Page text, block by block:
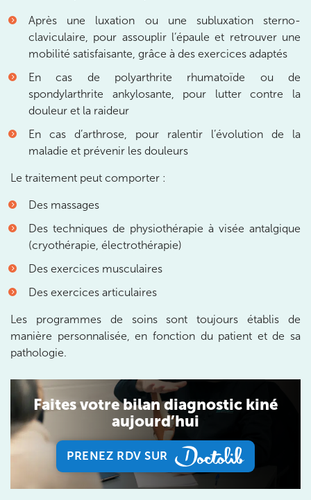
Après une luxation ou une subluxation sterno-
claviculaire, pour assouplir l’épaule et retrouver une
mobilité satisfaisante, grâce à des exercices adaptés
En cas de polyarthrite rhumatoïde ou de
spondylarthrite ankylosante, pour lutter contre la
douleur et la raideur
En cas d’arthrose, pour ralentir l’évolution de la
maladie et prévenir les douleurs
Le traitement peut comporter :
Des massages
Des techniques de physiothérapie à visée antalgique
(cryothérapie, électrothérapie)
Des exercices musculaires
Des exercices articulaires
Les programmes de soins sont toujours établis de
manière personnalisée, en fonction du patient et de sa
pathologie.
Faites votre bilan diagnostic kiné
aujourd’hui
PRENEZ RDV SUR
PRENEZ RDV SUR
6 Rue Petrelle 75009 Paris
6 Rue Petrelle 75009 Paris
01 71 97 53 67
Prenez RDV sur
Prenez RDV sur
IK Paris 11
10 Rue Roubo 75011 Paris
01 83 96 48 65
Prenez RDV sur
Prenez RDV sur
5 Rue Monge 92170 Vanves
01 46 44 33 92
Prenez RDV sur
IK SAINT-GERMAIN
199 Bd Saint-Germain 75007 Paris
199 Bd Saint-Germain 75007 Paris
01 43 25 10 20